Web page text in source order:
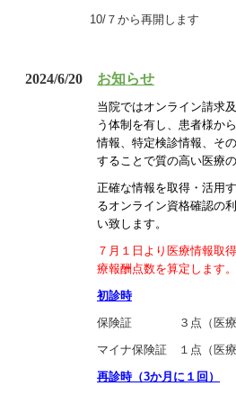
10/７から再開します
2024/6/20 お知らせ
当院ではオンライン請求
う体制を有し、患者様か
情報、特定検診情報、そ
することで質の高い医療
正確な情報を取得・活用
るオンライン資格確認の
い致します。
７月１日より医療情報取
療報酬点数を算定します。
初診時
保険証 ３点（医療情
マイナ保険証 １点（医療
再診時（3か月に１回）